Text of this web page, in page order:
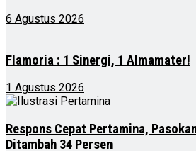
6 Agustus 2026
Flamoria : 1 Sinergi, 1 Almamater!
1 Agustus 2026
Respons Cepat Pertamina,
Ditambah 34 Persen